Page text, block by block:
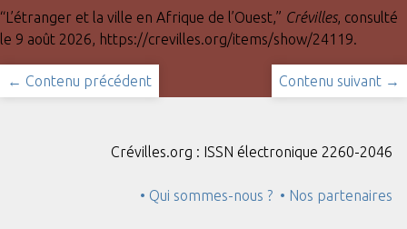
“L’étranger et la ville en Afrique de l’Ouest,” Crévilles, consulté
le 9 août 2026, https://crevilles.org/items/show/24119.
← Contenu précédent Contenu suivant →
Crévilles.org : ISSN électronique 2260-2046
• Qui sommes-nous ? • Nos partenaires